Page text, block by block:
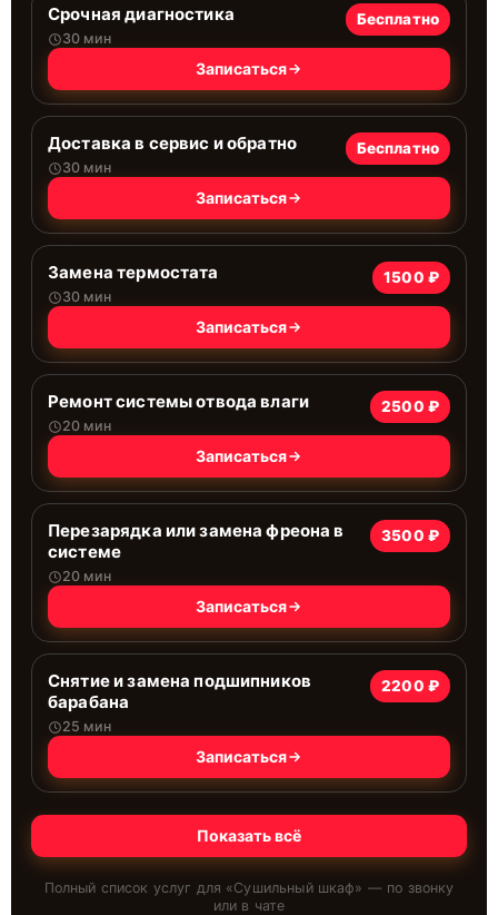
Срочная диагностика
30 мин
Бесплатно
Записаться
Доставка в сервис и обратно
30 мин
Бесплатно
Записаться
Замена термостата
30 мин
1500 ₽
Записаться
Ремонт системы отводa влаги
20 мин
2500 ₽
Записаться
Перезарядка или замена фреона в
системе
20 мин
3500 ₽
Записаться
Снятие и замена подшипников
барабана
25 мин
2200 ₽
Записаться
Показать всё
Полный список услуг для «Сушильный шкаф» — по звонку
или в чате